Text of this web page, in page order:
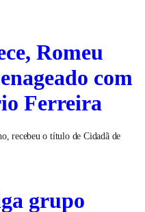
Paiva, o '12', líder do CV na
Romeu
com